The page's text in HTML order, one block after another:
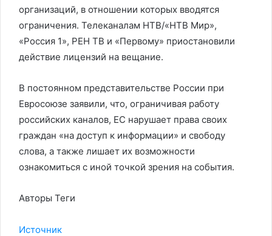
организаций, в отношении которых вводятся
ограничения. Телеканалам НТВ/«НТВ Мир»,
«Россия 1», РЕН ТВ и «Первому» приостановили
действие лицензий на вещание.
В постоянном представительстве России при
Евросоюзе заявили, что, ограничивая работу
российских каналов, ЕС нарушает права своих
граждан «на доступ к информации» и свободу
слова, а также лишает их возможности
ознакомиться с иной точкой зрения на события.
Авторы Теги
Источник